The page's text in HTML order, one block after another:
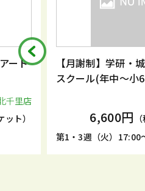
ート
千里店
ト）
【月謝制】学研・
スクール(年中～小
6,600円
第1・3週（火）17:00